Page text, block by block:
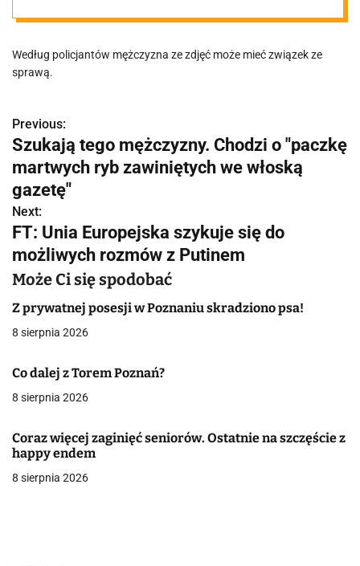
włoską gazetę".
Szukają tego
mężczyzny
Według policjantów mężczyzna ze zdjęć może mieć związek ze
sprawą.
N
a
w
i
g
a
c
j
a
w
p
i
Previous:
Szukają tego mężczyzny. Chodzi o "paczkę
martwych ryb zawiniętych we włoską
gazetę"
Next:
FT: Unia Europejska szykuje się do
możliwych rozmów z Putinem
Może Ci się spodobać
Z prywatnej posesji w Poznaniu skradziono psa!
8 sierpnia 2026
Co dalej z Torem Poznań?
8 sierpnia 2026
Coraz więcej zaginięć seniorów. Ostatnie na szczęście z
happy endem
8 sierpnia 2026